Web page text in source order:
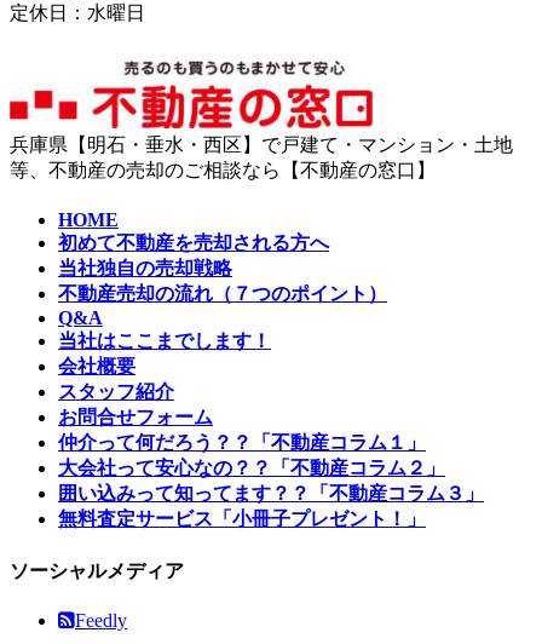
定休日：水曜日
兵庫県【明石・垂水・西区】で戸建て・マンション・土地
等、不動産の売却のご相談なら【不動産の窓口】
HOME
初めて不動産を売却される方へ
当社独自の売却戦略
不動産売却の流れ（７つのポイント）
Q&A
当社はここまでします！
会社概要
スタッフ紹介
お問合せフォーム
仲介って何だろう？？「不動産コラム１」
大会社って安心なの？？「不動産コラム２」
囲い込みって知ってます？？「不動産コラム３」
無料査定サービス「小冊子プレゼント！」
ソーシャルメディア
Feedly